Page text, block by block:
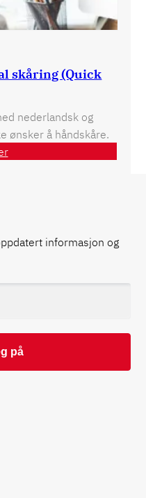
skåring (Quick
nederlandsk og
ønsker å håndskåre.
informasjon og